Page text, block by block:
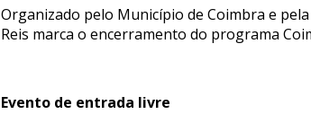
Organizado pelo Município de Coimbra e
Reis marca o encerramento do programa
Evento de entrada livre